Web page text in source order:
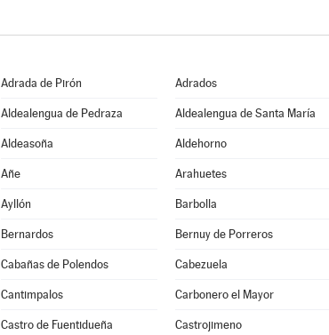
Adrada de Pirón Adrados
Aldealengua de Pedraza Aldealengua de Santa María
Aldeasoña Aldehorno
Añe Arahuetes
Ayllón Barbolla
Bernardos Bernuy de Porreros
Cabañas de Polendos Cabezuela
Cantimpalos Carbonero el Mayor
Castro de Fuentidueña Castrojimeno